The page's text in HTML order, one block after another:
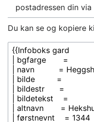
postadressen din via
Du kan se og kopiere